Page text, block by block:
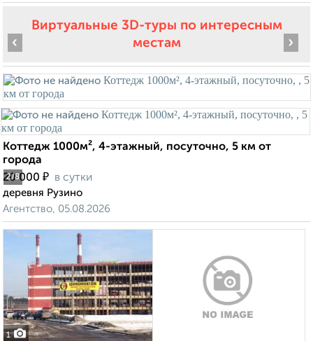
Виртуальные 3D-туры по интересным
местам
2/8
‹ ›
Коттедж 1000м², 4-этажный, посуточно, 5 км от
города
20 000 ₽ в сутки
деревня Рузино
Агентство, 05.08.2026
1